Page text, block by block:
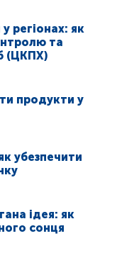
регіонах: як
та
(ЦКПХ)
продукти у
убезпечити
ідея: як
сонця